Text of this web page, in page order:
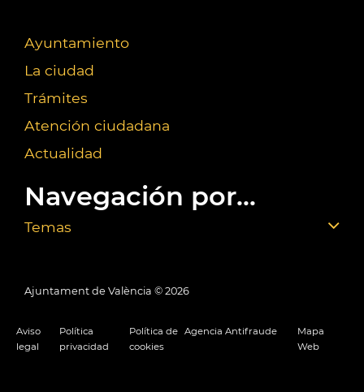
Ayuntamiento
La ciudad
Trámites
Atención ciudadana
Actualidad
Navegación por...
Temas
Ajuntament de València © 2026
Aviso
legal
Política
privacidad
Política de
cookies
Agencia Antifraude
Mapa
Web